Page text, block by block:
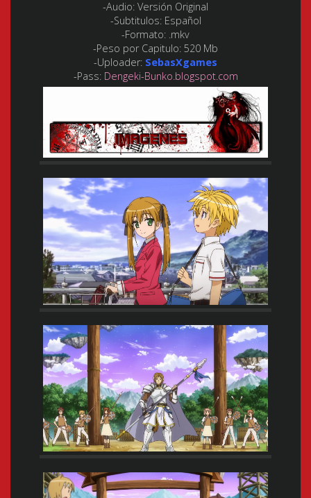
-Audio: Versión Original
-Subtitulos:Español
-Formato: .mkv
-Peso por Capitulo: 520 Mb
-Uploader: SebasXgames
-Pass: Dengeki-Bunko.blogspot.com